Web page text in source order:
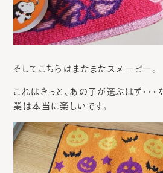
そしてこちらはまたまたスヌーピー。
これはきっと、あの子が選ぶはず・・
業は本当に楽しいです。